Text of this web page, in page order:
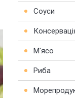
Соуси
М'ясо
Риба